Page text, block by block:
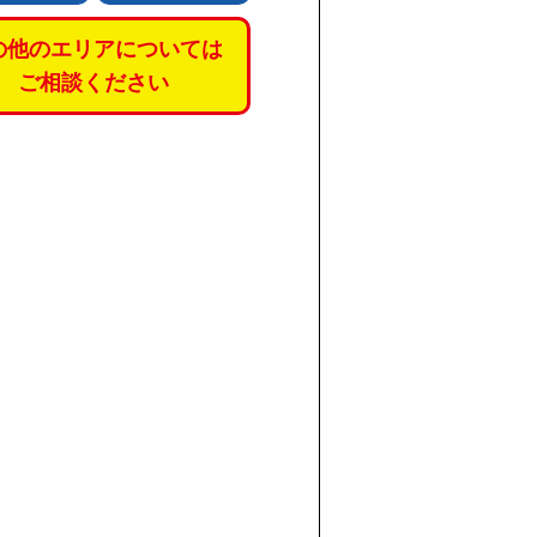
他のエリアについては
ご相談ください